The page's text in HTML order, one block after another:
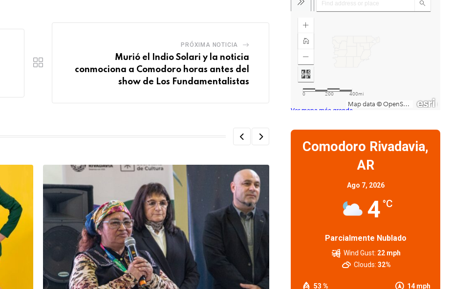
PRÓXIMA NOTICIA
Murió el Indio Solari y la noticia
conmociona a Comodoro horas antes del
show de Los Fundamentalistas
Ver mapa más grande
Comodoro Rivadavia,
AR
Ago 7, 2026
4 °C
Parcialmente Nublado
53 % 14 mph
Wind Gust: 22 mph
Clouds: 32%